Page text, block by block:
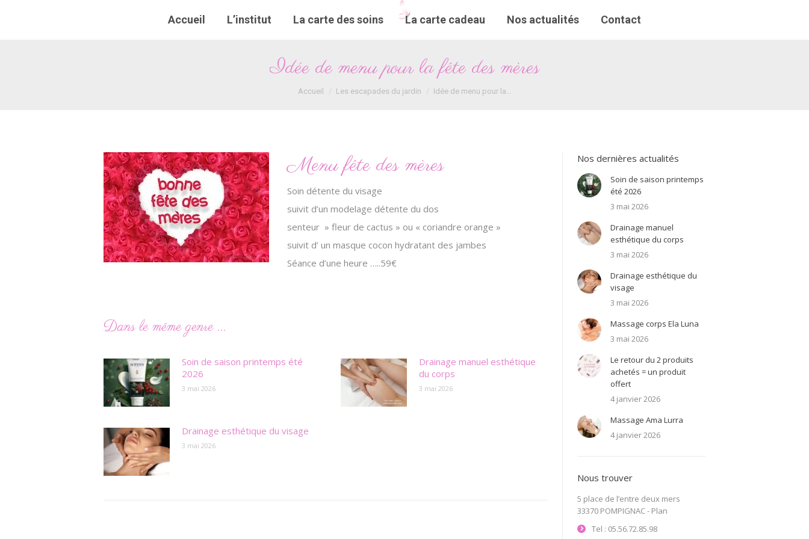
Accueil L’institut La carte des soins La carte cadeau Nos actualités Contact
Idée de menu pour la fête des mères
Vous êtes ici :
Accueil Les escapades du jardin Idée de menu pour la…
Menu fête des mères
Soin détente du visage
suivit d’un modelage détente du dos
senteur » fleur de cactus » ou « coriandre orange »
suivit d’ un masque cocon hydratant des jambes
Séance d’une heure …..59€
Dans le même genre ...
Soin de saison printemps été
2026
3 mai 2026
Drainage manuel esthétique
du corps
3 mai 2026
Drainage esthétique du visage
3 mai 2026
Nos dernières actualités
Soin de saison printemps
été 2026
3 mai 2026
Drainage manuel
esthétique du corps
3 mai 2026
Drainage esthétique du
visage
3 mai 2026
Massage corps Ela Luna
3 mai 2026
Le retour du 2 produits
achetés = un produit
offert
4 janvier 2026
Massage Ama Lurra
4 janvier 2026
Nous trouver
5 place de l’entre deux mers
33370 POMPIGNAC - Plan
Tel : 05.56.72.85.98
Accueil L’institut La carte des soins La carte cadeau Nos actualités Contact